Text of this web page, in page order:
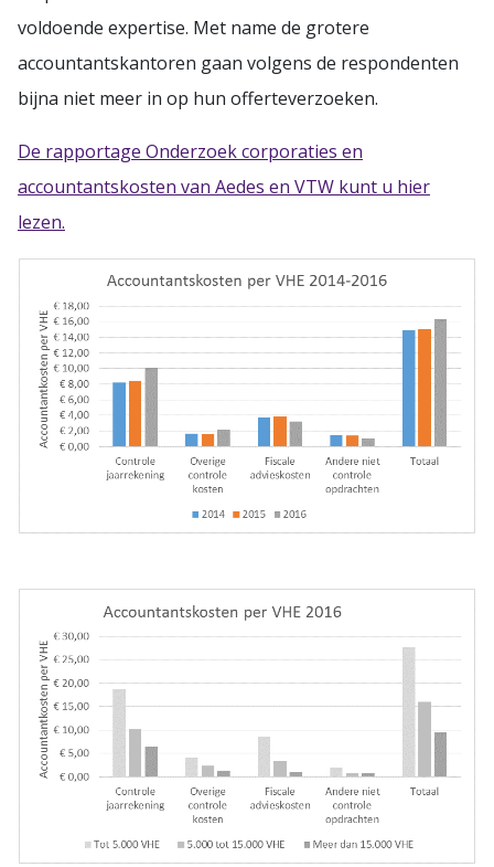
voldoende expertise. Met name de grotere
accountantskantoren gaan volgens de respondenten
bijna niet meer in op hun offerteverzoeken.
De rapportage Onderzoek corporaties en
accountantskosten van Aedes en VTW kunt u hier
lezen.